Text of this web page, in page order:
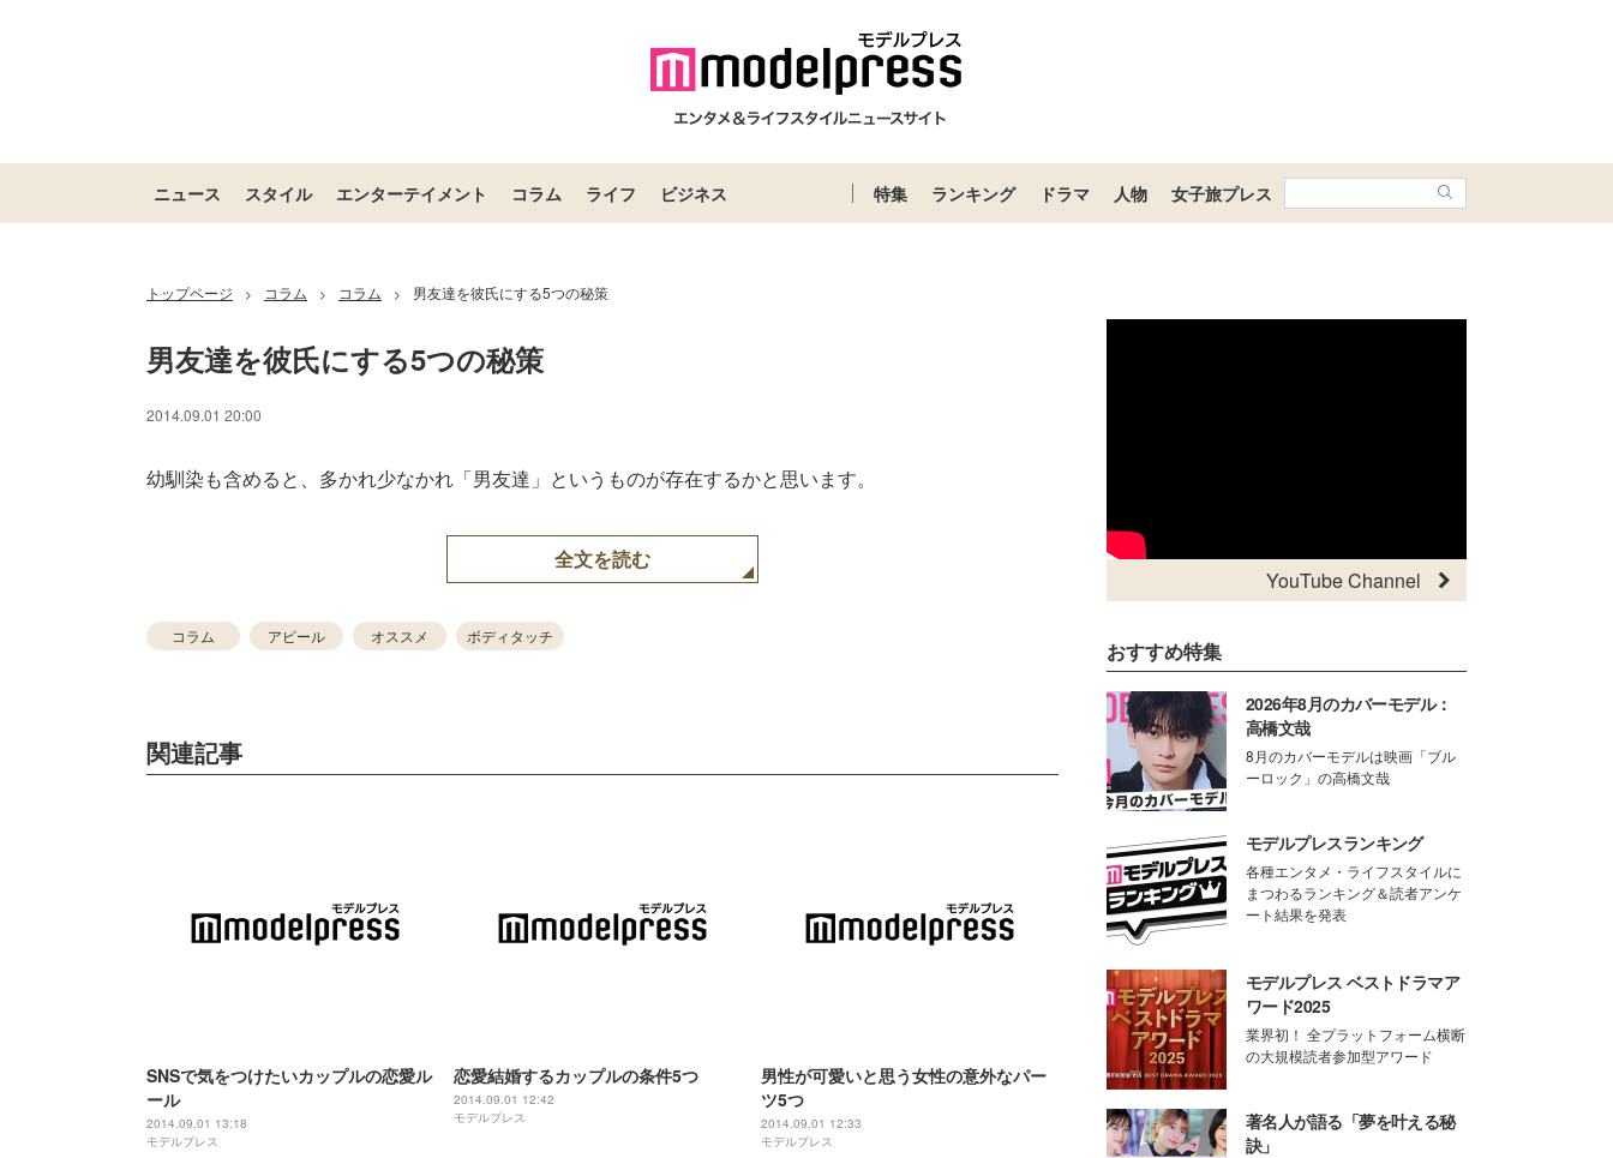
ニュース スタイル エンターテイメント コラム ライフ ビジネス 特集 ランキング ドラマ 人物 女子旅プレス
トップページ > コラム > コラム > 男友達を彼氏にする5つの秘策
男友達を彼氏にする5つの秘策
2014.09.01 20:00
幼馴染も含めると、多かれ少なかれ「男友達」というものが存在するかと思います。
全文を読む
コラム アピール オススメ ボディタッチ
関連記事
SNSで気をつけたいカップルの恋愛ル
ール
2014.09.01 13:18
モデルプレス
恋愛結婚するカップルの条件5つ
2014.09.01 12:42
モデルプレス
男性が可愛いと思う女性の意外なパー
ツ5つ
2014.09.01 12:33
モデルプレス
YouTube Channel
おすすめ特集
2026年8月のカバーモデル：
高橋文哉
8月のカバーモデルは映画「ブル
ーロック」の高橋文哉
モデルプレスランキング
各種エンタメ・ライフスタイルに
まつわるランキング＆読者アンケ
ート結果を発表
モデルプレス ベストドラマア
ワード2025
業界初！ 全プラットフォーム横断
の大規模読者参加型アワード
著名人が語る「夢を叶える秘
訣」